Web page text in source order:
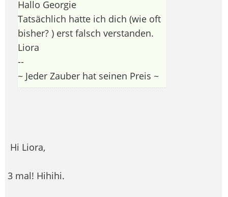
Hallo Georgie
Tatsächlich hatte ich dich (wie oft
bisher? ) erst falsch verstanden.
Liora
--
~ Jeder Zauber hat seinen Preis ~
Hi Liora,
3 mal! Hihihi.